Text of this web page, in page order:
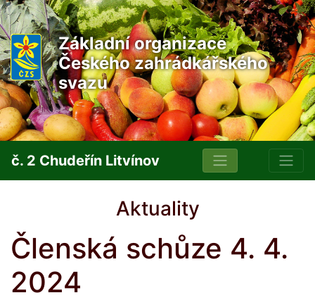
Základní organizace
Českého zahrádkářského
svazu
č. 2 Chudeřín Litvínov
Aktuality
Členská schůze 4. 4.
2024